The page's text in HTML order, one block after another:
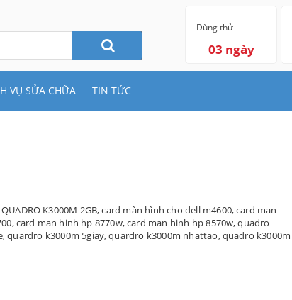
Dùng thử
03 ngày
VỤ SỬA CHỮA TIN TỨC
K3000M 2GB,card màn hình cho dell m4600,card man
,card man hinh hp 8770w,card man hinh hp 8570w,quadro
,quardro k3000m 5giay,quardro k3000m nhattao,quadro k3000m